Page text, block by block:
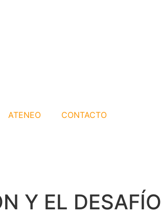
ATENEO CONTACTO
Y EL DESAFÍO